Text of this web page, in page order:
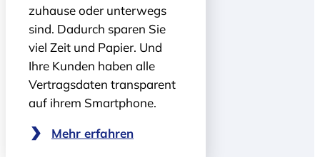
zuhause oder unterwegs
sind. Dadurch sparen Sie
viel Zeit und Papier. Und
Ihre Kunden haben alle
Vertragsdaten transparent
auf ihrem Smartphone.
Mehr erfahren